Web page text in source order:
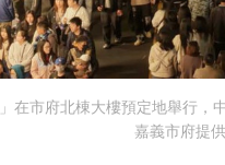
在市府北棟大樓預定地舉行，
嘉義市府提供